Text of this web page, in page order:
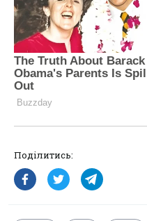
Поділитись: